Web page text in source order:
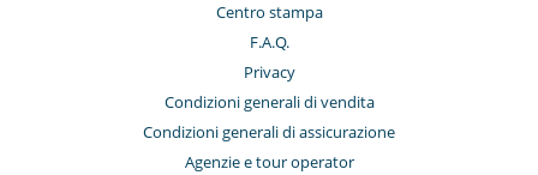
Centro stampa
F.A.Q.
Privacy
Condizioni generali di vendita
Condizioni generali di assicurazione
Agenzie e tour operator